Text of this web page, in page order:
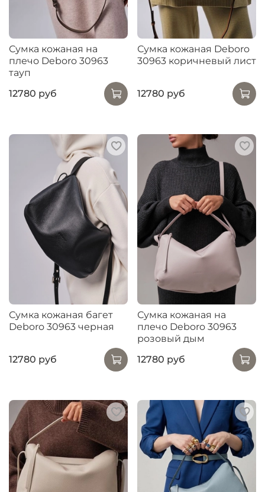
Сумка кожаная на
плечо Deboro 30963
тауп
12780 руб
Сумка кожаная Deboro
30963 коричневый лист
12780 руб
Сумка кожаная багет
Deboro 30963 черная
12780 руб
Сумка кожаная на
плечо Deboro 30963
розовый дым
12780 руб